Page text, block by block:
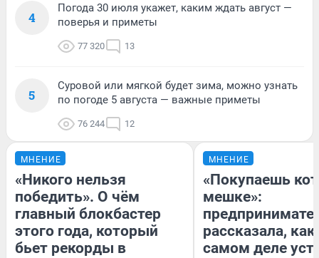
4
Погода 30 июля укажет, каким ждать август —
поверья и приметы
77 320 13
5
Суровой или мягкой будет зима, можно узнать
по погоде 5 августа — важные приметы
76 244 12
МНЕНИЕ
«Никого нельзя
победить». О чём
главный блокбастер
этого года, который
бьет рекорды в
МНЕНИЕ
«Покупаешь
мешке»:
рассказала, как
самом деле